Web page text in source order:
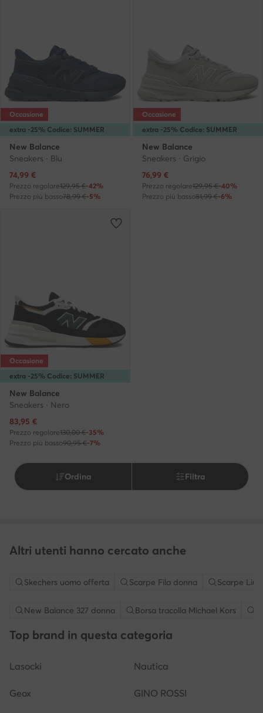
extra -25% Codice: SUMMER
Occasione
New Balance
Sneakers · Blu
Prezzo attuale
74,99 €
Prezzo regolare129,95 €-42%
Prezzo più basso78,99 €-5%
extra -25% Codice: SUMMER
Occasione
New Balance
Sneakers · Grigio
Prezzo attuale
76,99 €
Prezzo regolare129,95 €-40%
Prezzo più basso81,99 €-6%
extra -25% Codice: SUMMER
Occasione
New Balance
Sneakers · Nero
Prezzo attuale
83,95 €
Prezzo regolare130,00 €-35%
Prezzo più basso90,95 €-7%
Ordina Filtra
Altri utenti hanno cercato anche
Skechers uomo offerta Scarpe Fila donna Scarpe Liu
New Balance 327 donna Borsa tracolla Michael Kors
Top brand in questa categoria
Lasocki Nautica
Geox GINO ROSSI